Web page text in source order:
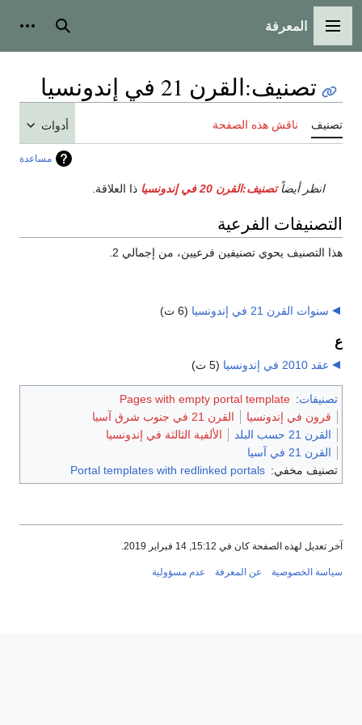
القائمة الرئيسية
المعرفة بحث
تصنيف:القرن 21 في إندونسيا
تصنيف ناقش هذه الصفحة أدوات
مساعدة
انظر أيضاًتصنيف:القرن 20 في إندونسيا ذا العلاقة.
التصنيفات الفرعية
هذا التصنيف يحوي تصنيفين فرعيين، من إجمالي 2.
سنوات القرن 21 في إندونسيا (6 ت)
ع
عقد 2010 في إندونسيا (5 ت)
تصنيفات:
Pages with empty portal template
قرون في إندونسيا
القرن 21 في جنوب شرق آسيا
القرن 21 حسب البلد
الألفية الثالثة في إندونسيا
القرن 21 في آسيا
تصنيف مخفي: Portal templates with redlinked portals
آخر تعديل لهذه الصفحة كان في 15:12, 14 فبراير 2019.
سياسة الخصوصية عن المعرفة عدم مسؤولية